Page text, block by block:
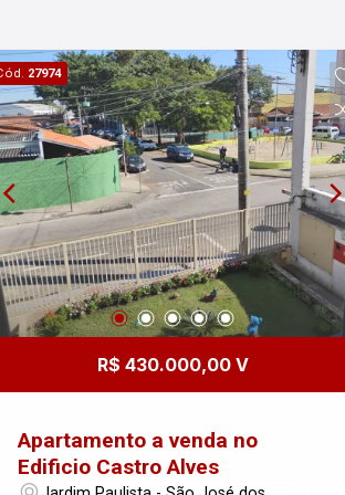
27974
R$ 430.000,00 V
Apartamento a venda no
Edificio Castro Alves